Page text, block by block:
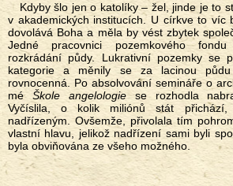
Kdyby šlo jen o katolíky – žel, jinde je to stejné. Ve státní správě,
v akademických institucích. U církve to víc
dovolává Boha a měla by vést zbytek
Jedné pracovnici pozemkového
rozkrádání půdy. Lukrativní pozemky se
kategorie a měnily se za lacinou
rovnocenná. Po absolvování semináře o
mé Škole angelologiese rozhodla
Vyčíslila, o kolik miliónů stát
nadřízeným. Ovšemže, přivolala tím
vlastní hlavu, jelikož nadřízení sami byli
byla obviňována ze všeho možného.